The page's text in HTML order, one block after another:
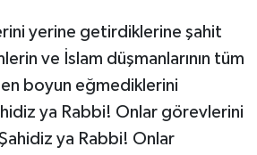
yerine getirdiklerine şahit
ve İslam düşmanlarının tüm
boyun eğmediklerini
ya Rabbi! Onlar görevlerini
ya Rabbi! Onlar